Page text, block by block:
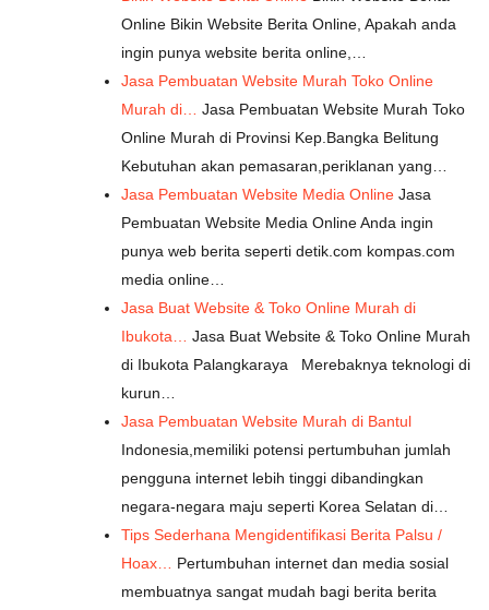
Online Bikin Website Berita Online, Apakah anda
ingin punya website berita online,…
Jasa Pembuatan Website Murah Toko Online
Murah di…
Jasa Pembuatan Website Murah Toko
Online Murah di Provinsi Kep.Bangka Belitung
Kebutuhan akan pemasaran,periklanan yang…
Jasa Pembuatan Website Media Online Jasa
Pembuatan Website Media Online Anda ingin
punya web berita seperti detik.com kompas.com
media online…
Jasa Buat Website & Toko Online Murah di
Ibukota…
Jasa Buat Website & Toko Online Murah
di Ibukota Palangkaraya Merebaknya teknologi di
kurun…
Jasa Pembuatan Website Murah di Bantul
Indonesia,memiliki potensi pertumbuhan jumlah
pengguna internet lebih tinggi dibandingkan
negara-negara maju seperti Korea Selatan di…
Tips Sederhana Mengidentifikasi Berita Palsu /
Hoax…
Pertumbuhan internet dan media sosial
membuatnya sangat mudah bagi berita berita